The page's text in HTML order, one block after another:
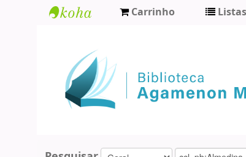
Agamenon
Magalhães
Carrinho Listas